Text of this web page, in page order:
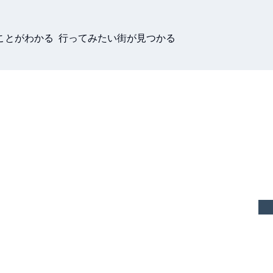
とがわかる 行ってみたい街が見つかる